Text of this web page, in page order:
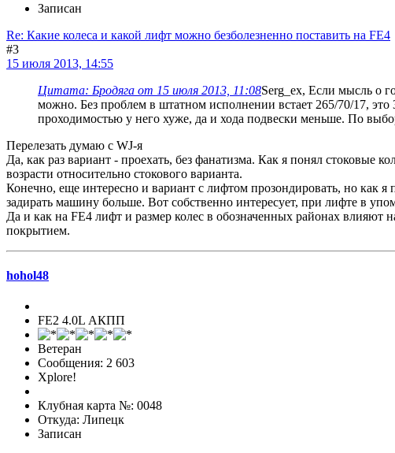
Записан
Re: Какие колеса и какой лифт можно безболезненно поставить на FE4
#3
15 июля 2013, 14:55
Цитата: Бродяга от 15 июля 2013, 11:08Serg_ex, Если мысль о
можно. Без проблем в штатном исполнении встает 265/70/17,
проходимостью у него хуже, да и хода подвески меньше. По
Перелезать думаю с WJ-я
Да, как раз вариант - проехать, без фанатизма. Как я понял стоковые
возрасти относительно стокового варианта.
Конечно, еще интересно и вариант с лифтом прозондировать, но как
задирать машину больше. Вот собственно интересует, при лифте в
Да и как на FE4 лифт и размер колес в обозначенных районах влияют
покрытием.
hohol48
FE2 4.0L АКПП
Ветеран
Сообщения: 2 603
Xplore!
Клубная карта №: 0048
Откуда: Липецк
Записан